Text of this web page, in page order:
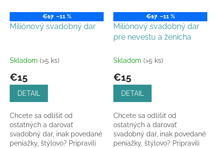
€17 –11 %
Miliónový svadobný dar
Skladom (>5 ks)
€15
DETAIL
Chcete sa odlíšiť od
ostatných a darovať
svadobný dar, inak povedané
peniažky, štýlovo? Pripravili
€17 –11 %
Miliónový svadobný dar
pre nevestu a ženícha
Skladom (>5 ks)
€15
DETAIL
Chcete sa odlíšiť od
ostatných a darovať
svadobný dar, inak povedané
peniažky, štýlovo? Pripravili